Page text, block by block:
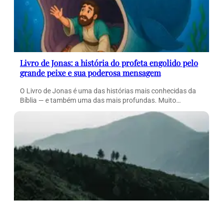
Livro de Jonas: a história do profeta engolido pelo
grande peixe e sua poderosa mensagem
O Livro de Jonas é uma das histórias mais conhecidas da
Bíblia — e também uma das mais profundas. Muito…